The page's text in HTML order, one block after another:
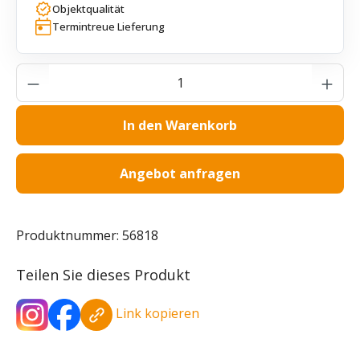
Objektqualität
Termintreue Lieferung
Produkt Anzahl: Gib den gewünschten
In den Warenkorb
Angebot anfragen
Produktnummer: 56818
Teilen Sie dieses Produkt
Link kopieren